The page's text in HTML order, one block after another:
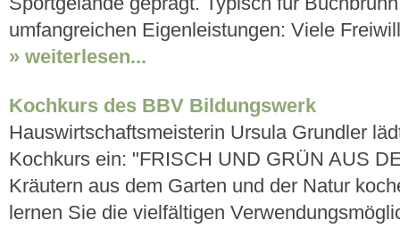
umfangreichen Eigenleistungen: Viele
» weiterlesen...
Kochkurs des BBV Bildungswerk
Hauswirtschaftsmeisterin Ursula Grundler
Kochkurs ein: "FRISCH UND GRÜN AUS
Kräutern aus dem Garten und der Natur
lernen Sie die vielfältigen